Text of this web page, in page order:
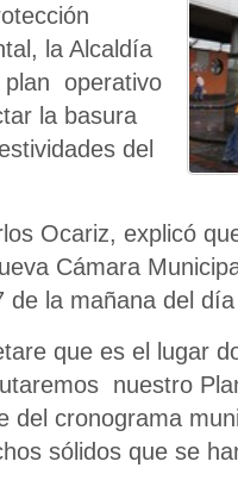
la Alcaldía
plan operativo
la basura
del
Ocariz, explicó
Cámara
de la mañana del
que es el lugar
nuestro
del cronograma
sólidos que se